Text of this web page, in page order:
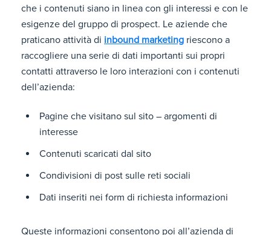
che i contenuti siano in linea con gli interessi e con le
esigenze del gruppo di prospect. Le aziende che
praticano attività di inbound marketing riescono a
raccogliere una serie di dati importanti sui propri
contatti attraverso le loro interazioni con i contenuti
dell’azienda:
Pagine che visitano sul sito – argomenti di
interesse
Contenuti scaricati dal sito
Condivisioni di post sulle reti sociali
Dati inseriti nei form di richiesta informazioni
Queste informazioni consentono poi all’azienda di